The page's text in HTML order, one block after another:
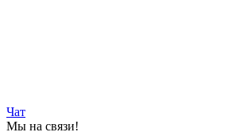
Чат
Мы на связи!